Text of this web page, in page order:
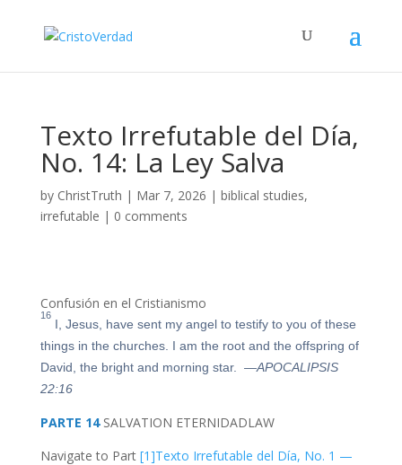
Texto Irrefutable del Día,
No. 14: La Ley Salva
by ChristTruth | Mar 7, 2026 | biblical studies,
irrefutable | 0 comments
Confusión en el Cristianismo
16
I, Jesus, have sent my angel to testify to you of these
things in the churches. I am the root and the offspring of
David, the bright and morning star.
—APOCALIPSIS
22:16
PARTE 14 SALVATION ETERNIDADLAW
Navigate to Part [1]Texto Irrefutable del Día, No. 1 —